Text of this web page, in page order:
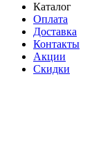
Каталог
Оплата
Доставка
Контакты
Акции
Скидки